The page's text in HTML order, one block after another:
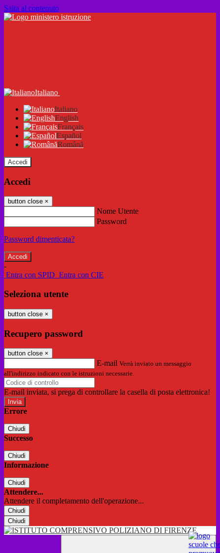
Salta al contenuto
Italiano
Italiano
English
Français
Español
Română
Accedi
Accedi
button close ×
Nome Utente
Password
Password dimenticata?
-
Entra con SPID Entra con CIE
Seleziona utente
button close ×
Recupero password
button close ×
E-mail Verrà inviato un messaggio
all'indirizzo indicato con le istruzioni necessarie.
E-mail inviata, si prega di controllare la casella di posta elettronica!
Errore
Chiudi
Successo
Chiudi
Informazione
Chiudi
Attendere...
Attendere il completamento dell'operazione...
Chiudi
Chiudi